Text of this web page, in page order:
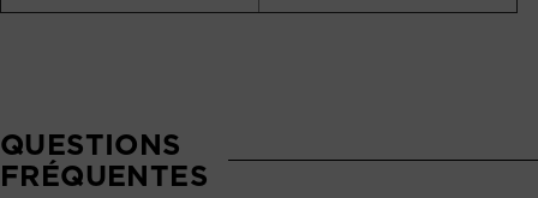
QUESTIONS
FRÉQUENTES